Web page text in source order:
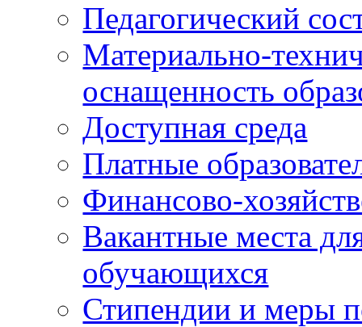
Педагогический
Материально-
оснащенность
Доступная среда
Платные
Финансово-
Вакантные места
обучающихся
Стипендии и меры